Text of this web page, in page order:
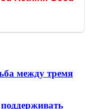
между тремя